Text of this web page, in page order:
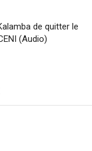
de quitter le
(Audio)